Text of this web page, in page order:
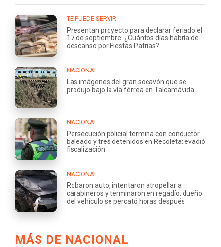
TE PUEDE SERVIR
Presentan proyecto para declarar feriado el
17 de septiembre: ¿Cuántos días habría de
descanso por Fiestas Patrias?
NACIONAL
Las imágenes del gran socavón que se
produjo bajo la vía férrea en Talcamávida
NACIONAL
Persecución policial termina con conductor
baleado y tres detenidos en Recoleta: evadió
fiscalización
NACIONAL
Robaron auto, intentaron atropellar a
carabineros y terminaron en regadío: dueño
del vehículo se percató horas después
MÁS DE NACIONAL